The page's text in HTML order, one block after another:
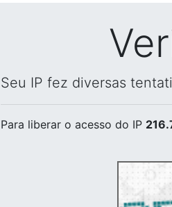
Seu IP fez diversas
Para liberar o acesso do IP